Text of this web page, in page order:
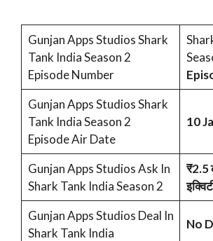
Gunjan Apps Studios Shark
Tank India Season 2
Episode Number
Gunjan Apps Studios Shark
Tank India Season 2
Episode Air Date
10
Gunjan Apps Studios Ask In
Shark Tank India Season 2
₹2.5
Gunjan Apps Studios Deal In
Shark Tank India
No